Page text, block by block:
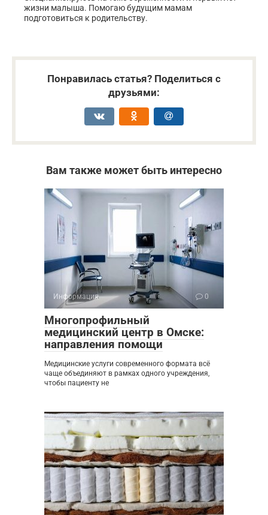
жизни малыша. Помогаю будущим мамам
подготовиться к родительству.
Понравилась статья? Поделиться с
друзьями:
Вам также может быть интересно
Информация 0
Многопрофильный
медицинский центр в Омске:
направления помощи
Медицинские услуги современного формата всё
чаще объединяют в рамках одного учреждения,
чтобы пациенту не